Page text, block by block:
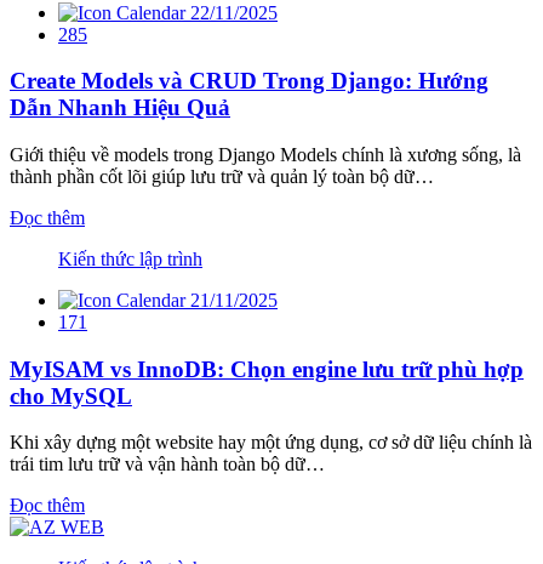
22/11/2025
285
Create Models và CRUD Trong Django: Hướng
Dẫn Nhanh Hiệu Quả
Giới thiệu về models trong Django Models chính là xương sống, là
thành phần cốt lõi giúp lưu trữ và quản lý toàn bộ dữ…
Đọc thêm
Kiến thức lập trình
21/11/2025
171
MyISAM vs InnoDB: Chọn engine lưu trữ phù hợp
cho MySQL
Khi xây dựng một website hay một ứng dụng, cơ sở dữ liệu chính là
trái tim lưu trữ và vận hành toàn bộ dữ…
Đọc thêm